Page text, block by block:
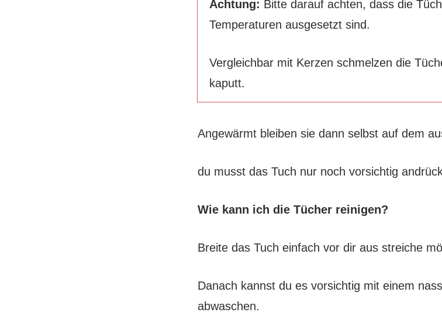
Achtung: Bitte darauf achten, dass die
Temperaturen ausgesetzt sind.
Vergleichbar mit Kerzen schmelzen die
kaputt.
Angewärmt bleiben sie dann selbst auf dem
du musst das Tuch nur noch vorsichtig
Wie kann ich die Tücher reinigen?
Breite das Tuch einfach vor dir aus streiche
Danach kannst du es vorsichtig mit einem
abwaschen.